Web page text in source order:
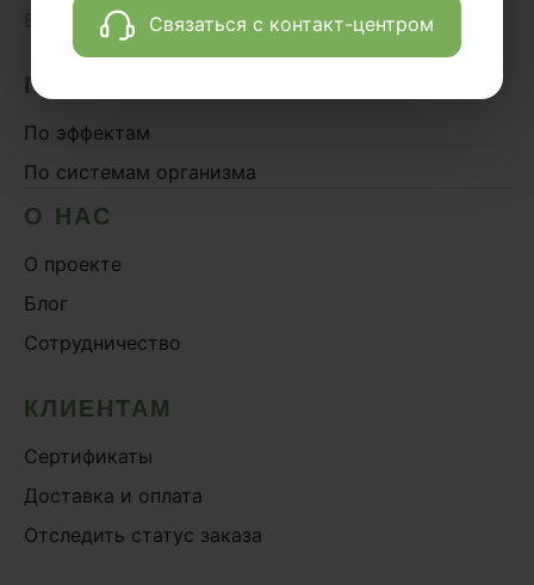
Связаться с контакт-центром
Весь каталог
›
ПОДБОР ПРЕПАРАТОВ
По эффектам
По системам организма
О НАС
О проекте
Блог
Сотрудничество
КЛИЕНТАМ
Сертификаты
Доставка и оплата
Отследить статус заказа